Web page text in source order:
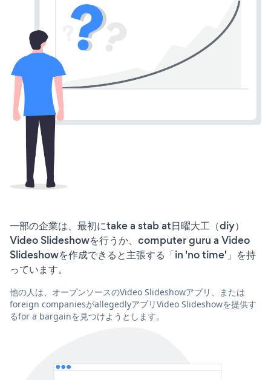
一部の企業は、最初にtake a stab at日曜大工（diy）
Video Slideshowを行うか、computer guru a Video
Slideshowを作成できると主張する「in 'no time'」を持
っています。
他の人は、オープンソースのVideo Slideshowアプリ、または
foreign companiesがallegedlyアプリVideo Slideshowを提供す
るfor a bargainを見つけようとします。